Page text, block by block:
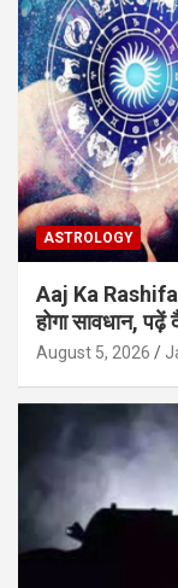
ASTROLOGY
Aaj Ka
होगा सावधान,
August 5, 2026